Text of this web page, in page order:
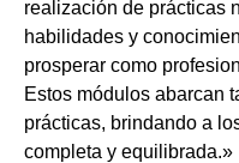
realización de prácticas
habilidades y
prosperar como
Estos módulos abarcan
prácticas, brindando a
completa y equilibrada.»